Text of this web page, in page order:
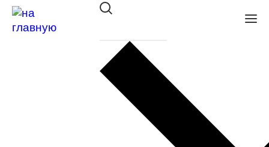
Оправа ATLANT A 1003 C2
в наличии (Больше 5 шт.) *наличие
товара в конкретном салоне
необходимо уточнять отдельно